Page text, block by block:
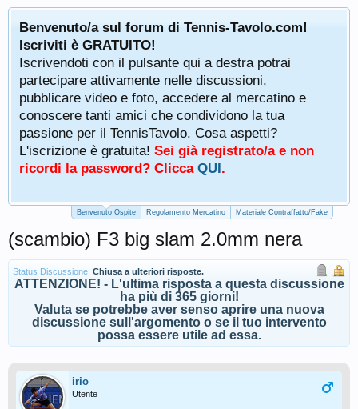
Benvenuto/a sul forum di Tennis-Tavolo.com!
Iscriviti è GRATUITO!
Iscrivendoti con il pulsante qui a destra potrai
partecipare attivamente nelle discussioni,
pubblicare video e foto, accedere al mercatino e
conoscere tanti amici che condividono la tua
passione per il TennisTavolo. Cosa aspetti?
L'iscrizione è gratuita! Sei già registrato/a e non
ricordi la password? Clicca QUI.
Benvenuto Ospite Regolamento Mercatino Materiale Contraffatto/Fake
(scambio) F3 big slam 2.0mm nera
Status Discussione: Chiusa a ulteriori risposte.
ATTENZIONE! - L'ultima risposta a questa discussione
ha più di 365 giorni!
Valuta se potrebbe aver senso aprire una nuova
discussione sull'argomento o se il tuo intervento
possa essere utile ad essa.
irio
Utente